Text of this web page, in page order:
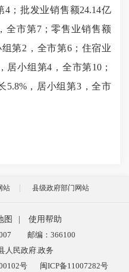
4；批发业销售额24.14亿
全市第7；零售业销售额
第2，全市第6；住宿业
居小组第4，全市第10；
5.8%，居小组第3，全市
站 县级政府部门网站
图
使用帮助
邮编：366100
人民政府.政务
号 闽ICP备11007282号